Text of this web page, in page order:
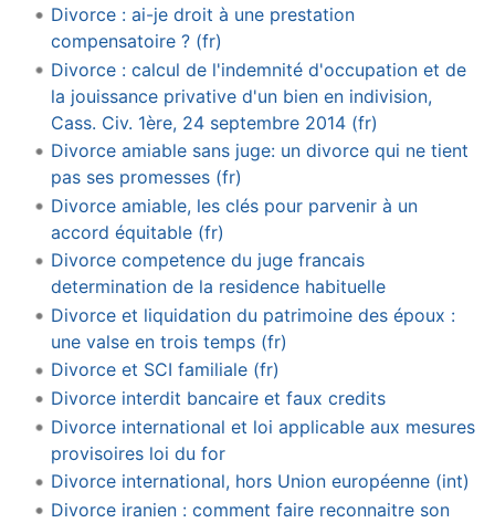
Divorce : ai-je droit à une prestation
compensatoire ? (fr)
Divorce : calcul de l'indemnité d'occupation et de
la jouissance privative d'un bien en indivision,
Cass. Civ. 1ère, 24 septembre 2014 (fr)
Divorce amiable sans juge: un divorce qui ne tient
pas ses promesses (fr)
Divorce amiable, les clés pour parvenir à un
accord équitable (fr)
Divorce competence du juge francais
determination de la residence habituelle
Divorce et liquidation du patrimoine des époux :
une valse en trois temps (fr)
Divorce et SCI familiale (fr)
Divorce interdit bancaire et faux credits
Divorce international et loi applicable aux mesures
provisoires loi du for
Divorce international, hors Union européenne (int)
Divorce iranien : comment faire reconnaitre son